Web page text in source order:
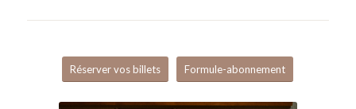
Réserver vos billets Formule-abonnement